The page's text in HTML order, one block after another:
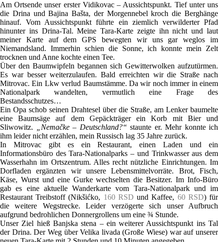
Am Ortsende unser erster Vidikovac – Aussichtspunkt. Tief unter uns
die Drina und Bajina Bašta, der Morgennebel kroch die Berghänge
hinauf. Vom Aussichtspunkt führte ein ziemlich verwilderter Pfad
hinunter ins Drina-Tal. Meine Tara-Karte zeigte ihn nicht und laut
meiner Karte auf dem GPS bewegten wir uns gar weglos im
Niemandsland. Immerhin schien die Sonne, ich konnte mein Zelt
trocknen und Anne kochte einen Tee.
Über den Baumwipfeln begannen sich Gewitterwolken aufzutürmen.
Es war besser weiterzulaufen. Bald erreichten wir die Straße nach
Mitrovac. Ein Lkw verlud Baumstämme. Da wir noch immer in einem
Nationalpark wandelten, vermutlich eine Frage des
Bestandsschutzes…
Ein Opa schob seinen Drahtesel über die Straße, am Lenker baumelte
eine Baumsäge auf dem Gepäckträger ein Korb mit Bier und
Sliwowitz.
„Nemačke – Deutschland?“ staunte er. Mehr konnte ich
ihm leider nicht erzählen, mein Russisch lag 35 Jahre zurück.
In Mitrovac gibt es ein Restaurant, einen Laden und ein
Informationsbüro des Tara-Nationalparks – und Trinkwasser aus dem
Wasserhahn im Ortszentrum. Alles recht nützliche Einrichtungen. Im
Dorfladen ergänzten wir unsere Lebensmittelvorräte. Brot, Fisch,
Käse, Wurst und eine Gurke wechselten die Besitzer. Im Info-Büro
gab es eine aktuelle Wanderkarte vom Tara-Nationalpark und im
Restaurant Treibstoff (Nikšićko, 160 RSD und Kaffee, 60 RSD) für
die weitere Wegstrecke. Leider verzögerte sich unser Aufbruch
aufgrund bedrohlichen Donnergrollens um eine ¾ Stunde.
Unser Ziel hieß Banjska stena – ein weiterer Aussichtspunkt ins Tal
der Drina. Der Weg über Velika livada (Große Wiese) war auf unserer